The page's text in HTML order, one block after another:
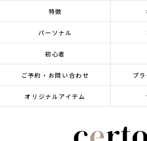
特徴
パーソナル
初心者
ご予約・お問い合わせ プ
オリジナルアイテム